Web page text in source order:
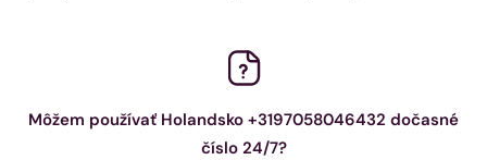
Môžem používať Holandsko +3197058046432 dočasné
číslo 24/7?